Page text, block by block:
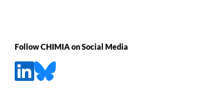
Follow CHIMIA on Social Media